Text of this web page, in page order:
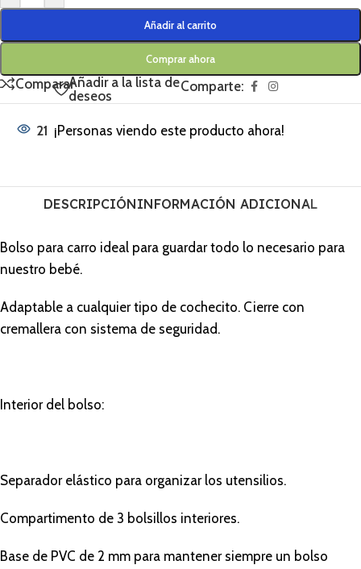
Añadir al carrito
Comprar ahora
CompararAñadir a la lista de
deseos
Comparte:
21 ¡Personas viendo este producto ahora!
DESCRIPCIÓNINFORMACIÓN ADICIONAL
Bolso para carro ideal para guardar todo lo necesario para
nuestro bebé.
Adaptable a cualquier tipo de cochecito. Cierre con
cremallera con sistema de seguridad.
Interior del bolso:
Separador elástico para organizar los utensilios.
Compartimento de 3 bolsillos interiores.
Base de PVC de 2 mm para mantener siempre un bolso